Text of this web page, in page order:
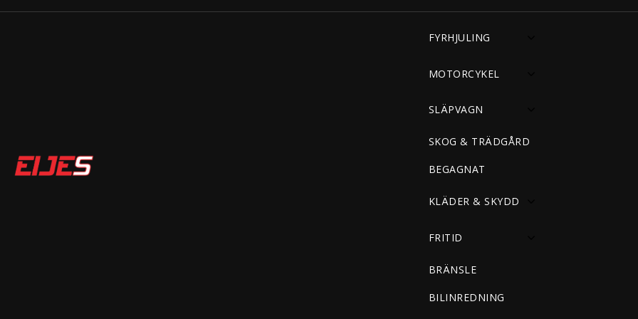
FYRHJULING
MOTORCYKEL
SLÄPVAGN
SKOG & TRÄDGÅRD
BEGAGNAT
KLÄDER & SKYDD
FRITID
BRÄNSLE
BILINREDNING